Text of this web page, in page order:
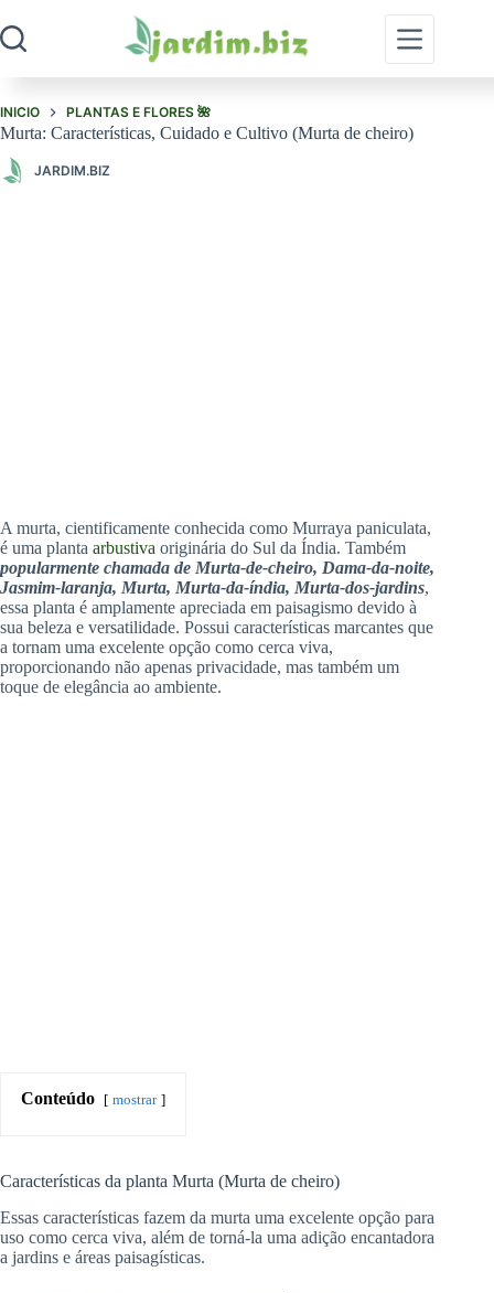
para
o
INICIO PLANTAS E FLORES 🌺
Murta: Características, Cuidado e Cultivo (Murta de cheiro)
JARDIM.BIZ
A murta, cientificamente conhecida como Murraya paniculata,
é uma planta arbustiva originária do Sul da Índia. Também
popularmente chamada de Murta-de-cheiro, Dama-da-noite,
Jasmim-laranja, Murta, Murta-da-índia, Murta-dos-jardins,
essa planta é amplamente apreciada em paisagismo devido à
sua beleza e versatilidade. Possui características marcantes que
a tornam uma excelente opção como cerca viva,
proporcionando não apenas privacidade, mas também um
toque de elegância ao ambiente.
Conteúdo mostrar
Características da planta Murta (Murta de cheiro)
Essas características fazem da murta uma excelente opção para
uso como cerca viva, além de torná-la uma adição encantadora
a jardins e áreas paisagísticas.